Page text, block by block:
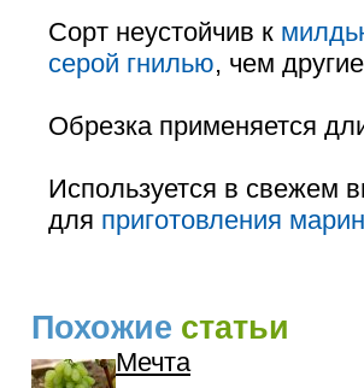
Сорт неустойчив к
се­рой гнилью, чем
Обрезка применяется
Используется в свежем
для приготовления
Похожие статьи
Мечта